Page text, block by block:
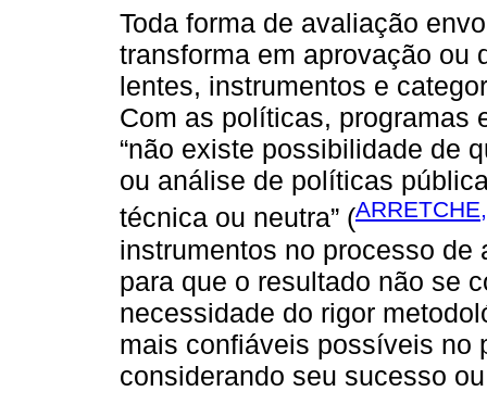
Toda forma de avaliação
transforma em aprovação ou
lentes, instrumentos e
Com as políticas, programas
“não existe possibilidade de
ou análise de políticas
técnica ou neutra” (
instrumentos no processo
para que o resultado não se
necessidade do rigor
mais confiáveis possíveis no
considerando seu sucesso